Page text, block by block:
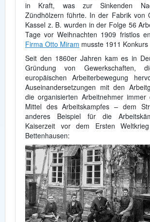
in Kraft, was zur Sinkenden
Zündhölzern führte. In der Fabrik von
Kassel z. B. wurden in der Folge 56
Tage vor Weihnachten 1909 fristlos
Firma Otto Miram musste 1911
Seit den 1860er Jahren kam es in
Gründung von Gewerkschaften,
europäischen Arbeiterbewegung
Auseinandersetzungen mit den
die organisierten Arbeitnehmer
Mittel des Arbeitskampfes – dem
anderes Beispiel für die
Kaiserzeit vor dem Ersten
Bettenhausen: